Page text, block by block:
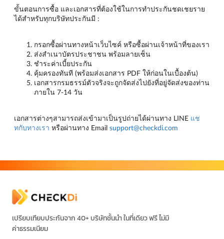
ขั้นตอนการซื้อ และเอกสารที่ต้องใช้ในการทำประกันชดเชยราย
ได้สำหรับทุกบริษัทประกันมี :
กรอกซื้อผ่านทางหน้าเว็บไซค์ หรือซื้อผ่านเจ้าหน้าที่ของเรา
ส่งสำเนาบัตรประชาชน พร้อมลายเซ็น
ชำระค่าเบี้ยประกัน
คุ้มครองทันที (พร้อมส่งเอกสาร PDF ให้ก่อนในเบื้องต้น)
เอกสารกรมธรรม์ตัวจริงจะถูกจัดส่งไปยังที่อยู่จัดส่งของท่าน
ภายใน 7-14 วัน
เอกสารต่างๆสามารถส่งเข้ามาเป็นรูปถ่ายได้ผ่านทาง LINE แช
ทกับทางเรา หรือผ่านทาง Email support@checkdi.com
เปรียบเทียบประกันจาก 40+ บริษัทชั้นนำ ในที่เดียว ฟรี ไม่มี
ค่าธรรมเนียม